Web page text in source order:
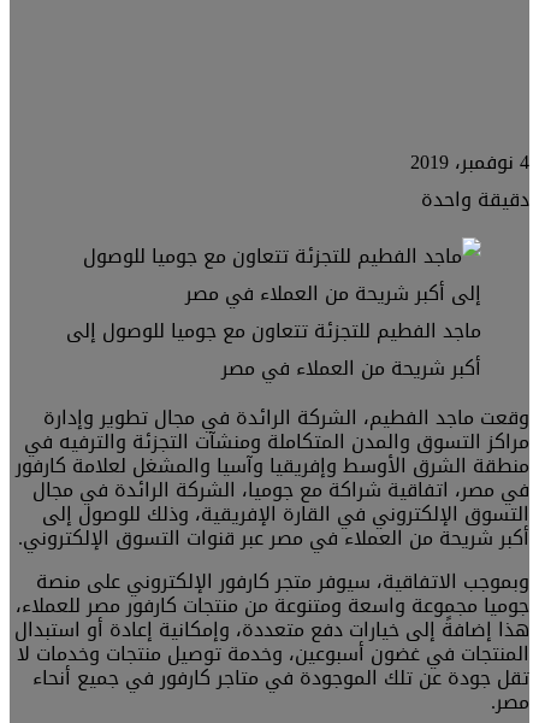
4 نوفمبر، 2019
دقيقة واحدة
ماجد الفطيم للتجزئة تتعاون مع جوميا للوصول إلى
أكبر شريحة من العملاء في مصر
وقعت ماجد الفطيم، الشركة الرائدة في مجال تطوير وإدارة
مراكز التسوق والمدن المتكاملة ومنشآت التجزئة والترفيه في
منطقة الشرق الأوسط وإفريقيا وآسيا والمشغل لعلامة كارفور
في مصر، اتفاقية شراكة مع جوميا، الشركة الرائدة في مجال
التسوق الإلكتروني في القارة الإفريقية، وذلك للوصول إلى
أكبر شريحة من العملاء في مصر عبر قنوات التسوق الإلكتروني.
وبموجب الاتفاقية، سيوفر متجر كارفور الإلكتروني على منصة
جوميا مجموعة واسعة ومتنوعة من منتجات كارفور مصر للعملاء،
هذا إضافةً إلى خيارات دفع متعددة، وإمكانية إعادة أو استبدال
المنتجات في غضون أسبوعين، وخدمة توصيل منتجات وخدمات لا
تقل جودة عن تلك الموجودة في متاجر كارفور في جميع أنحاء
مصر.